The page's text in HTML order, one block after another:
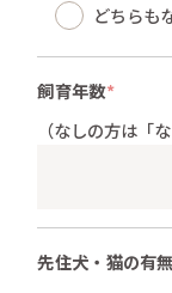
どちらも
飼育年数*
（なしの方は「
先住犬・猫の有無